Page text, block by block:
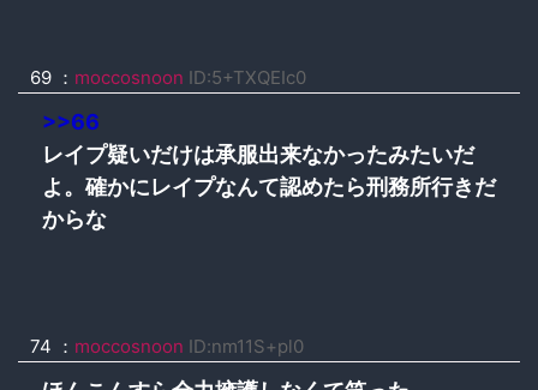
69 ： moccosnoon ID:5+TXQEIc0
>>66
レイプ疑いだけは承服出来なかったみたいだ
よ。確かにレイプなんて認めたら刑務所行きだ
からな
74 ： moccosnoon ID:nm11S+pl0